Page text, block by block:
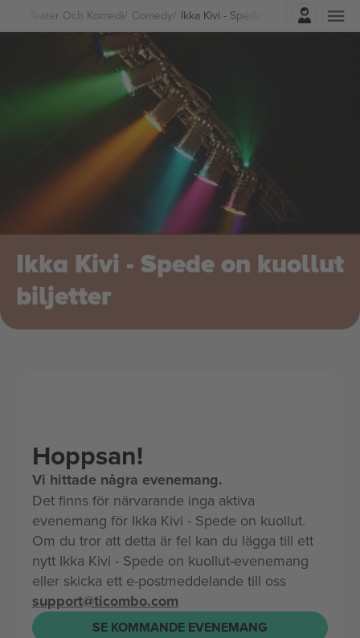
Teater Och Komedi Comedy Ikka Kivi - Spede on kuollut biljetter
Logga in
Ikka Kivi - Spede on kuollut
biljetter
Hoppsan!
Vi hittade några evenemang.
Det finns för närvarande inga aktiva
evenemang för Ikka Kivi - Spede on kuollut.
Om du tror att detta är fel kan du lägga till ett
nytt Ikka Kivi - Spede on kuollut-evenemang
eller skicka ett e-postmeddelande till oss
support@ticombo.com
SE KOMMANDE EVENEMANG